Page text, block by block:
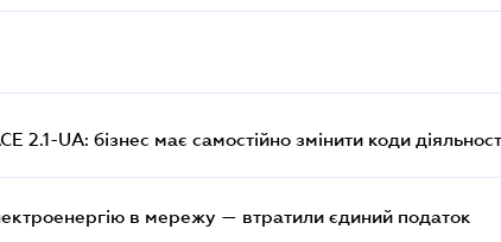
2.1-UA: бізнес має самостійно змінити коди
в мережу — втратили єдиний податок